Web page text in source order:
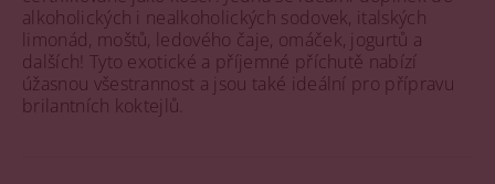
alkoholických i nealkoholických sodovek, italských
limonád, moštů, ledového čaje, omáček, jogurtů a
dalších! Tyto exotické a příjemné příchutě nabízí
úžasnou všestrannost a jsou také ideální pro přípravu
brilantních koktejlů.